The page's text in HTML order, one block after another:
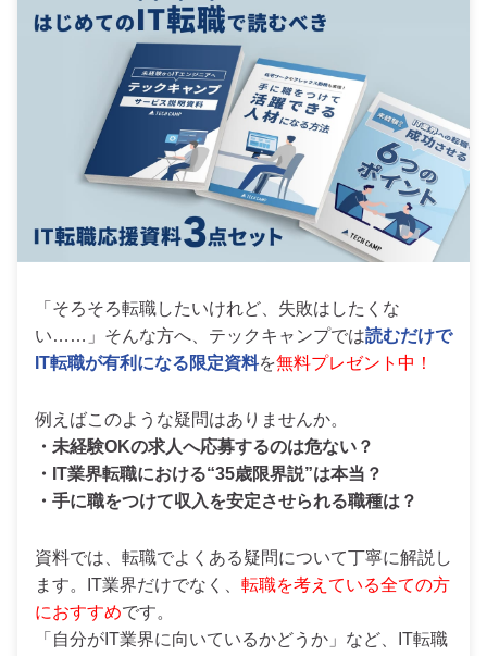
「そろそろ転職したいけれど、失敗はしたくな
い……」そんな方へ、テックキャンプでは読むだけで
IT転職が有利になる限定資料を無料プレゼント中！
例えばこのような疑問はありませんか。
・未経験OKの求人へ応募するのは危ない？
・IT業界転職における“35歳限界説”は本当？
・手に職をつけて収入を安定させられる職種は？
資料では、転職でよくある疑問について丁寧に解説し
ます。IT業界だけでなく、 転職を考えている全ての方
におすすめです。
「自分がIT業界に向いているかどうか」など、IT転職